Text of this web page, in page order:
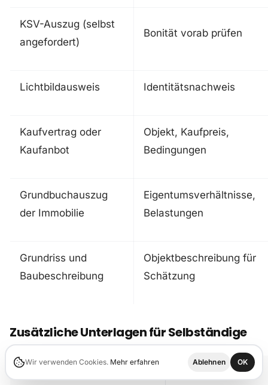
KSV-Auszug (selbst
angefordert)
Bonität vorab prüfen
Lichtbildausweis Identitätsnachweis
Kaufvertrag oder
Kaufanbot
Objekt, Kaufpreis,
Bedingungen
Grundbuchauszug
der Immobilie
Eigentumsverhältnisse,
Belastungen
Grundriss und
Baubeschreibung
Objektbeschreibung für
Schätzung
Zusätzliche Unterlagen für Selbständige
Wir verwenden Cookies. Mehr erfahren Ablehnen OK